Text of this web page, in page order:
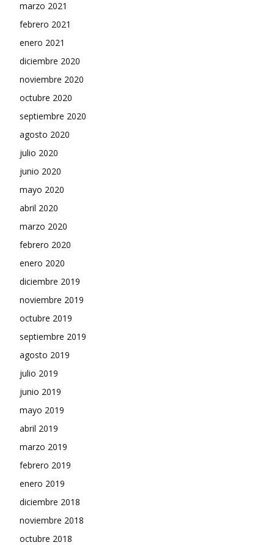
marzo 2021
febrero 2021
enero 2021
diciembre 2020
noviembre 2020
octubre 2020
septiembre 2020
agosto 2020
julio 2020
junio 2020
mayo 2020
abril 2020
marzo 2020
febrero 2020
enero 2020
diciembre 2019
noviembre 2019
octubre 2019
septiembre 2019
agosto 2019
julio 2019
junio 2019
mayo 2019
abril 2019
marzo 2019
febrero 2019
enero 2019
diciembre 2018
noviembre 2018
octubre 2018